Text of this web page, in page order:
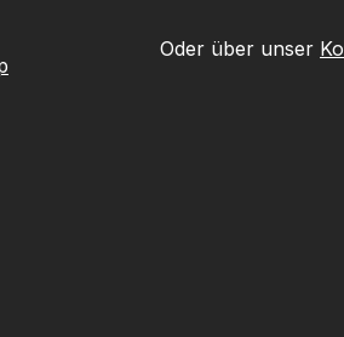
Oder über unser